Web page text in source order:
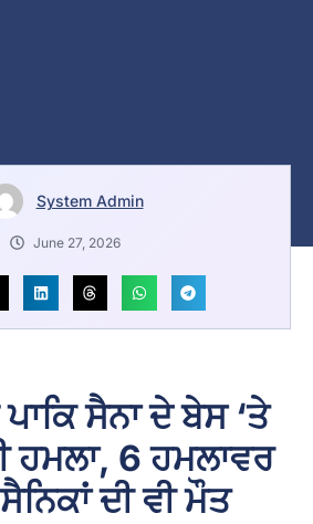
System Admin
June 27, 2026
ਸੈਨਾ ਦੇ ਬੇਸ ‘ਤੇ
ਹਮਲਾ, 6 ਹਮਲਾਵਰ
ਦੀ ਵੀ ਮੌਤ